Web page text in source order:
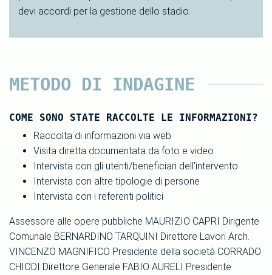
devi accordi per la gestione dello stadio.
METODO DI INDAGINE
COME SONO STATE RACCOLTE LE INFORMAZIONI?
Raccolta di informazioni via web
Visita diretta documentata da foto e video
Intervista con gli utenti/beneficiari dell'intervento
Intervista con altre tipologie di persone
Intervista con i referenti politici
Assessore alle opere pubbliche MAURIZIO CAPRI Dirigente
Comunale BERNARDINO TARQUINI Direttore Lavori Arch.
VINCENZO MAGNIFICO Presidente della società CORRADO
CHIODI Direttore Generale FABIO AURELI Presidente